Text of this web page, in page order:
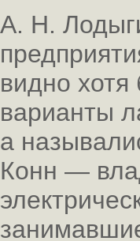
А. Н.
видно
варианты
а
Конн —